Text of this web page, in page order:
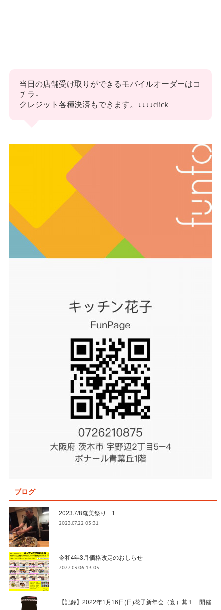
ブログ
2023.7/8奄美祭り 1
2023.07.22 03:31
令和4年3月価格改定のおしらせ
2022.03.06 13:05
【記録】2022年1月16日(日)花子新年会（宴）其１ 開催